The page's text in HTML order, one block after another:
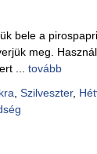
bele a
meg.
... tovább
Szilveszter,